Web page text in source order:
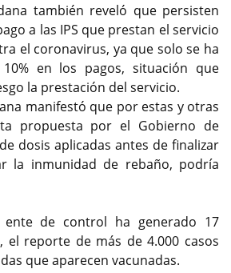
también reveló que persisten
a las IPS que prestan el servicio
el coronavirus, ya que solo se ha
en los pagos, situación que
la prestación del servicio.
manifestó que por estas y otras
propuesta por el Gobierno de
dosis aplicadas antes de finalizar
la inmunidad de rebaño, podría
de control ha generado 17
el reporte de más de 4.000 casos
que aparecen vacunadas.